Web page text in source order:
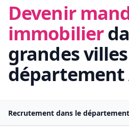
Devenir
immobilier
grandes
département
Recrutement dans le département